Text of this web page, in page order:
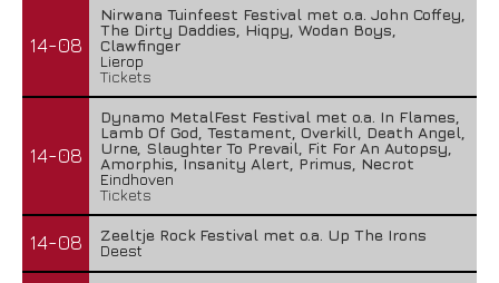
14-08
Nirwana Tuinfeest Festival met o.a. John Coffey,
The Dirty Daddies, Hiqpy, Wodan Boys,
Clawfinger
Lierop
Tickets
14-08
Dynamo MetalFest Festival met o.a. In Flames,
Lamb Of God, Testament, Overkill, Death Angel,
Urne, Slaughter To Prevail, Fit For An Autopsy,
Amorphis, Insanity Alert, Primus, Necrot
Eindhoven
Tickets
14-08
Zeeltje Rock Festival met o.a. Up The Irons
Deest